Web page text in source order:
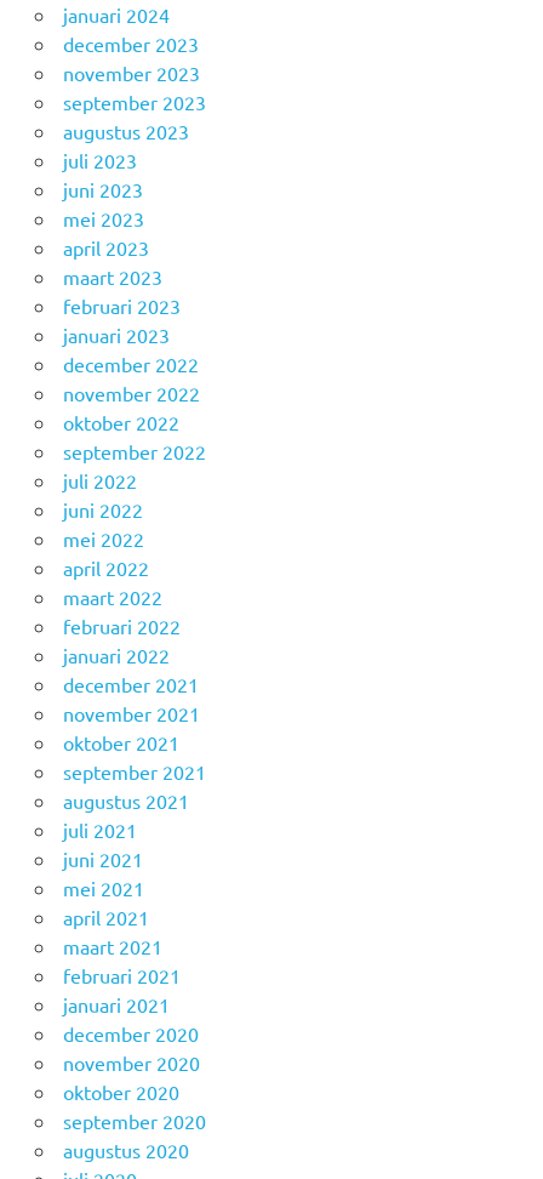
januari 2024
december 2023
november 2023
september 2023
augustus 2023
juli 2023
juni 2023
mei 2023
april 2023
maart 2023
februari 2023
januari 2023
december 2022
november 2022
oktober 2022
september 2022
juli 2022
juni 2022
mei 2022
april 2022
maart 2022
februari 2022
januari 2022
december 2021
november 2021
oktober 2021
september 2021
augustus 2021
juli 2021
juni 2021
mei 2021
april 2021
maart 2021
februari 2021
januari 2021
december 2020
november 2020
oktober 2020
september 2020
augustus 2020